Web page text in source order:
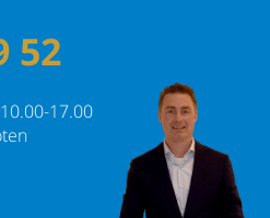
52
17.00